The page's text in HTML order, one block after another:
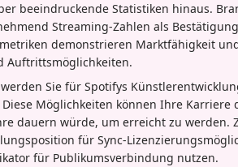
beeindruckende Statistiken hinaus.
Streaming-Zahlen als
demonstrieren Marktfähigkeit
Auftrittsmöglichkeiten.
Sie für Spotifys
Möglichkeiten können Ihre Karriere
dauern würde, um erreicht zu werden.
für Sync-
für Publikumsverbindung nutzen.